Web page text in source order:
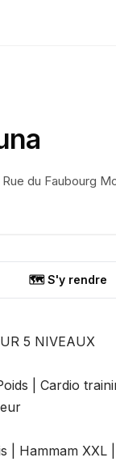
du Faubourg
🗺️ S'y rendre
5 NIVEAUX
| Cardio
| Hammam XXL